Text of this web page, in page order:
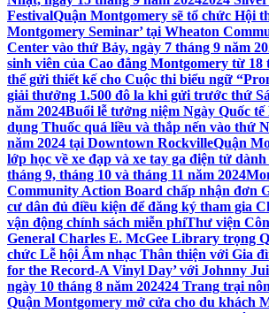
FestivalQuận Montgomery sẽ tổ chức Hội
Montgomery Seminar’ tại Wheaton
Center vào thứ Bảy, ngày 7 tháng 9 năm
sinh viên của Cao đẳng Montgomery từ 18
thể gửi thiết kế cho Cuộc thi biểu ngữ
giải thưởng 1.500 đô la khi gửi trước thứ
năm 2024Buổi lễ tưởng niệm Ngày Quốc
dụng Thuốc quá liều và thắp nến vào thứ
năm 2024 tại Downtown RockvilleQuận
lớp học về xe đạp và xe tay ga điện tử
tháng 9, tháng 10 và tháng 11 năm 2024
Community Action Board chấp nhận đơn
cư dân đủ điều kiện để đăng ký tham gia
vận động chính sách miễn phíThư viện
General Charles E. McGee Library trọng
chức Lễ hội Âm nhạc Thân thiện với Gia
for the Record-A Vinyl Day’ với Johnny
ngày 10 tháng 8 năm 202424 Trang trại
Quận Montgomery mở cửa cho du khách